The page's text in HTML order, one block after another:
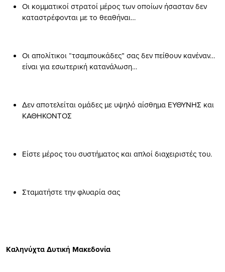
Οι κομματικοί στρατοί μέρος των οποίων ήσασταν δεν
καταστρέφονται με το θεαθήναι…
Οι απολίτικοι “τσαμπουκάδες” σας δεν πείθουν κανέναν…
είναι για εσωτερική κατανάλωση…
Δεν αποτελείται ομάδες με υψηλό αίσθημα ΕΥΘΥΝΗΣ και
ΚΑΘΗΚΟΝΤΟΣ
Είστε μέρος του συστήματος και απλοί διαχειριστές του.
Σταματήστε την φλυαρία σας
Καληνύχτα Δυτική Μακεδονία